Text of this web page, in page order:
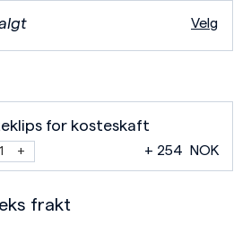
Velg
for kosteskaft
+ 254 NOK
eks frakt